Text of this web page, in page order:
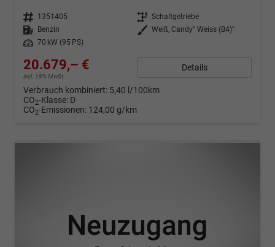
Fahrzeugnr. 1351405 Getriebe Schaltgetriebe
Kraftstoff
Benzin Außenfarbe Weiß, Candy" Weiss (B4)"
Leistung
70 kW (95 PS)
20.679,– €
incl. 19% MwSt.
Details
Verbrauch kombiniert: 5,40 l/100km
CO2-Klasse: D
CO2-Emissionen: 124,00 g/km